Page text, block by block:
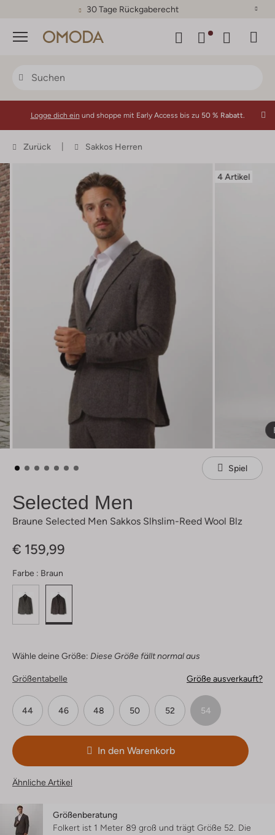
30 Tage Rückgaberecht
Menü
Logge dich ein und shoppe mit Early Access bis zu 50 % Rabatt.
Zurück Sakkos Herren
4 Artikel
Spiel
Selected Men
Braune Selected Men Sakkos Slhslim-Reed Wool Blz
€ 159,99
Farbe : Braun
Wähle deine Größe: Diese Größe fällt normal aus
Größentabelle Größe ausverkauft?
44 46 48 50 52 54
In den Warenkorb
Ähnliche Artikel
Größenberatung
Folkert ist 1 Meter 89 groß und trägt Größe 52. Die